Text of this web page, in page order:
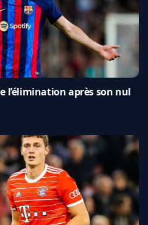
l’élimination après son nul